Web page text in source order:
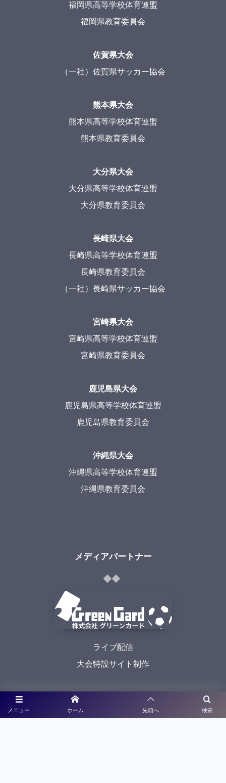
メニュー 検索
ホーム 先頭へ
福岡県高等学校体育連盟
福岡県教育委員会
佐賀県大会
（一社）佐賀県サッカー協会
熊本県大会
熊本県高等学校体育連盟
熊本県教育委員会
大分県大会
大分県高等学校体育連盟
大分県教育委員会
長崎県大会
長崎県高等学校体育連盟
長崎県教育委員会
（一社）長崎県サッカー協会
宮崎県大会
宮崎県高等学校体育連盟
宮崎県教育委員会
鹿児島県大会
鹿児島県高等学校体育連盟
鹿児島県教育委員会
沖縄県大会
沖縄県高等学校体育連盟
沖縄県教育委員会
メディアパートナー
ライブ配信
大会特設サイト制作